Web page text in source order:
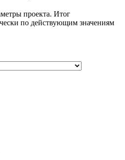
проекта. Итог
по действующим значениям